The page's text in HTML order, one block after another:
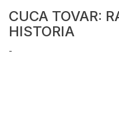
CUCA TOVAR:
HISTORIA
-